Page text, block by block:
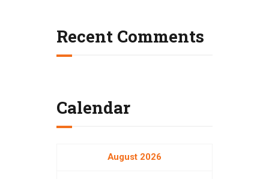
Recent Comments
Calendar
August 2026